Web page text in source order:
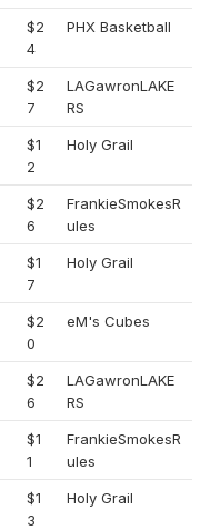
$2
4
PHX Basketball
$2
7
LAGawronLAKE
RS
$1
2
Holy Grail
$2
6
FrankieSmokesR
ules
$1
7
Holy Grail
$2
0
eM's Cubes
$2
6
LAGawronLAKE
RS
$1
1
FrankieSmokesR
ules
$1
3
Holy Grail